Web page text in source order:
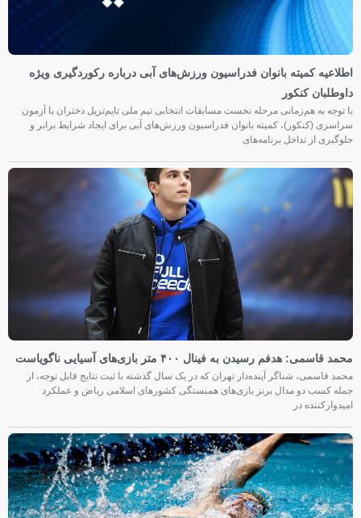
اطلاعیه کمیته بانوان فدراسیون ورزش‌های آبی درباره رکوردگیری ویژه
داوطلبان کنکور
با توجه به هم‌زمانی مرحله نخست مسابقات انتخابی تیم ملی تایم‌تریل دختران با آزمون
سراسری (کنکور)، کمیته بانوان فدراسیون ورزش‌های آبی برای ایجاد شرایط برابر و
جلوگیری از تداخل برنامه‌های
محمد قاسمی: هدفم رسیدن به فینال ۴۰۰ متر بازی‌های آسیایی ناگویاست
محمد قاسمی، شناگر آینده‌دار تهران که در یک سال گذشته با ثبت نتایج قابل توجه، از
جمله کسب دو مدال برنز بازی‌های همبستگی کشورهای اسلامی ریاض و عملکرد
امیدوارکننده در